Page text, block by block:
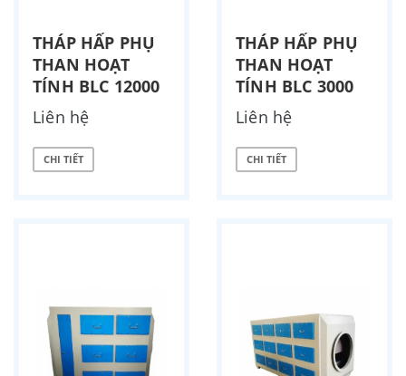
THÁP HẤP PHỤ
THAN HOẠT
TÍNH BLC 12000
Liên hệ
CHI TIẾT
THÁP HẤP PHỤ
THAN HOẠT
TÍNH BLC 3000
Liên hệ
CHI TIẾT